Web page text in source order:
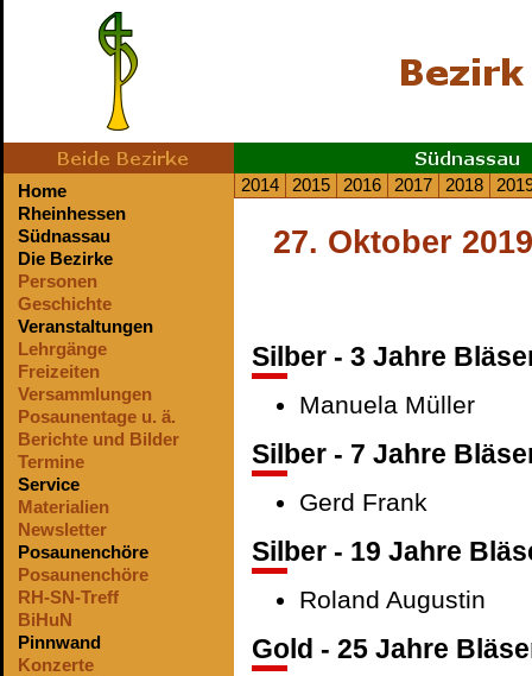
Home
Rheinhessen
Südnassau
Die Bezirke
Personen
Geschichte
Veranstaltungen
Lehrgänge
Freizeiten
Versammlungen
Posaunentage u. ä.
Berichte und Bilder
Termine
Service
Materialien
Newsletter
Posaunenchöre
Posaunenchöre
RH-SN-Treff
BiHuN
Pinnwand
Konzerte
2014 2015 2016 2017 2018
27. Oktober
Silber - 3 Jahre
Manuela Müller
Silber - 7 Jahre
Gerd Frank
Silber - 19 Jahre
Roland Augustin
Gold - 25 Jahre